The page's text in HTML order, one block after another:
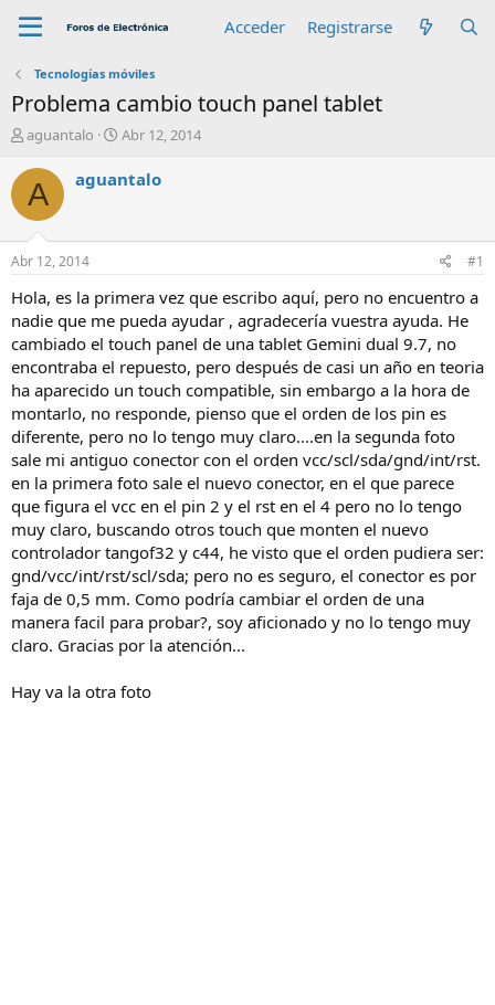
Acceder Registrarse
Tecnologías móviles
Problema cambio touch panel tablet
A
t
o
r
aguantalo
F
c
n
c
i
o
Abr 12, 2014
A aguantalo
Abr 12, 2014 #1
Hola, es la primera vez que escribo aquí, pero no encuentro a
nadie que me pueda ayudar , agradecería vuestra ayuda. He
cambiado el touch panel de una tablet Gemini dual 9.7, no
encontraba el repuesto, pero después de casi un año en teoria
ha aparecido un touch compatible, sin embargo a la hora de
montarlo, no responde, pienso que el orden de los pin es
diferente, pero no lo tengo muy claro....en la segunda foto
sale mi antiguo conector con el orden vcc/scl/sda/gnd/int/rst.
en la primera foto sale el nuevo conector, en el que parece
que figura el vcc en el pin 2 y el rst en el 4 pero no lo tengo
muy claro, buscando otros touch que monten el nuevo
controlador tangof32 y c44, he visto que el orden pudiera ser:
gnd/vcc/int/rst/scl/sda; pero no es seguro, el conector es por
faja de 0,5 mm. Como podría cambiar el orden de una
manera facil para probar?, soy aficionado y no lo tengo muy
claro. Gracias por la atención...
Hay va la otra foto